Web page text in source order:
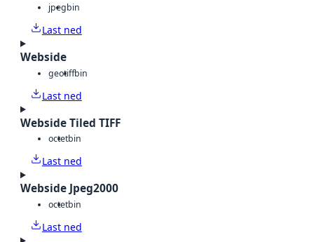
jpegbin
Last ned
Webside
geotiffbin
Last ned
Webside Tiled TIFF
octetbin
Last ned
Webside Jpeg2000
octetbin
Last ned